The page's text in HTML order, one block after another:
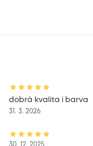
dobrá kvalita i barva
31. 3. 2026